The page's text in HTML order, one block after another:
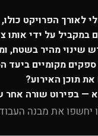
לאורך הפרויקט
במקביל על ידי אותו
שינוי מהיר בשטח,
מקומיים ביעד
תוכן האירוע?
— בפירוט שורה אחר
יחשפו את מבנה